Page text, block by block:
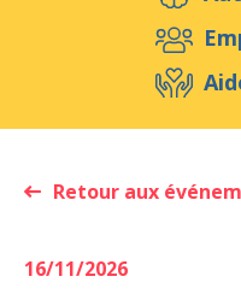
Evénements
Ressources & Outils
Retour aux
16/11/2026